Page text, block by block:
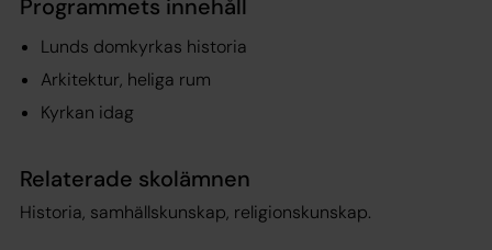
Programmets innehåll
Lunds domkyrkas historia
Arkitektur, heliga rum
Kyrkan idag
Relaterade skolämnen
Historia, samhällskunskap, religionskunskap.